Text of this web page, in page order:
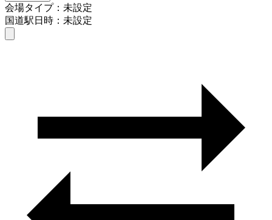
会場タイプ：未設定
国道駅日時：未設定